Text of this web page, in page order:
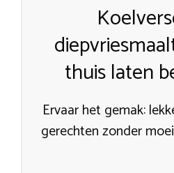
thuis laten
Ervaar het gemak:
gerechten zonder